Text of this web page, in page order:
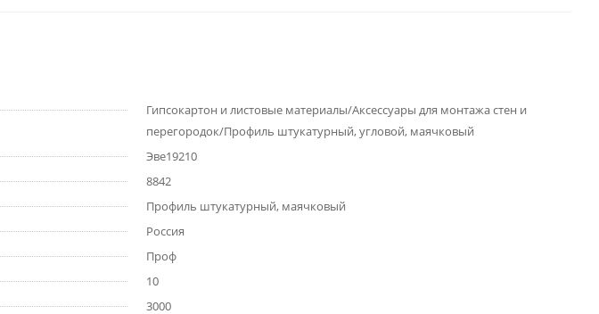
Гипсокартон и листовые материалы/Аксессуары для монтажа стен и
перегородок/Профиль штукатурный, угловой, маячковый
Эве19210
8842
Профиль штукатурный, маячковый
Россия
Проф
10
3000